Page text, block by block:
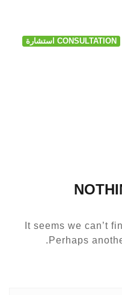
CONSULTATION استشارة
It seems we can’t
Perhaps